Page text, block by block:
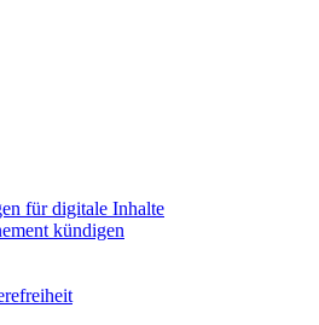
für digitale Inhalte
kündigen